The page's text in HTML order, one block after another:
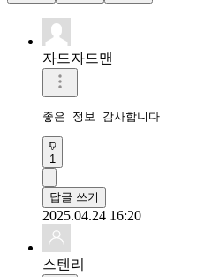
자드자드맨
좋은 정보 감사합니다
1
답글 쓰기
2025.04.24 16:20
스텐리